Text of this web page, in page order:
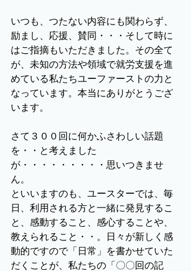
いつも、つたない内容にも関わらず、
励まし、応援、賛同・・・そして時に
はご指摘もいただきました。その全て
が、未知の方法や領域で就労支援を進
めている私たちユーファーストの力と
なっています。本当にありがとうござ
います。
さて３００回に何かふさわしい話題
を・・と考えました
が・・・・・・・・・思いつきませ
ん。
といいますのも、ユースターでは、毎
日、利用される方と一緒に発見するこ
と、感動すること、感心することや、
教えられること・・。日々が新しく感
動的ですので「日常」を書かせていた
だくことが、私たちの「〇〇回の記